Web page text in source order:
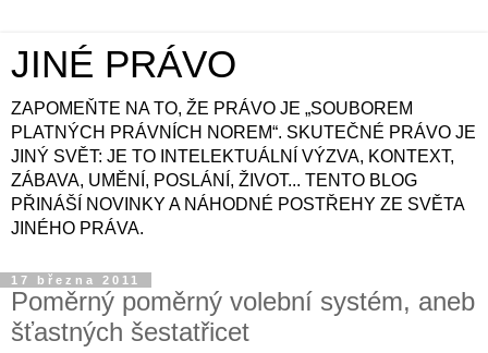
JINÉ PRÁVO
ZAPOMEŇTE NA TO, ŽE PRÁVO JE „SOUBOREM
PLATNÝCH PRÁVNÍCH NOREM“. SKUTEČNÉ PRÁVO JE
JINÝ SVĚT: JE TO INTELEKTUÁLNÍ VÝZVA, KONTEXT,
ZÁBAVA, UMĚNÍ, POSLÁNÍ, ŽIVOT... TENTO BLOG
PŘINÁŠÍ NOVINKY A NÁHODNÉ POSTŘEHY ZE SVĚTA
JINÉHO PRÁVA.
17 března 2011
Poměrný poměrný volební systém, aneb
šťastných šestatřicet